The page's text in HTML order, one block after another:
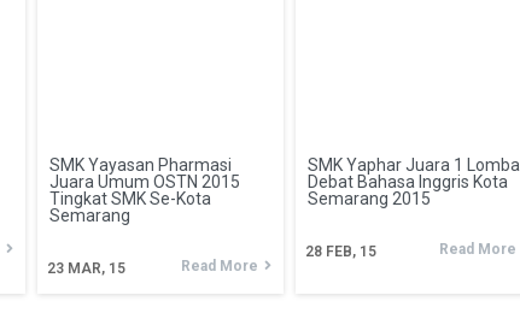
SMK Yayasan Pharmasi
Juara Umum OSTN 2015
Tingkat SMK Se-Kota
Semarang
23 MAR, 15 Read More
SMK Yaphar Juara 1 Lomba
Debat Bahasa Inggris Kota
Semarang 2015
28 FEB, 15 Read More